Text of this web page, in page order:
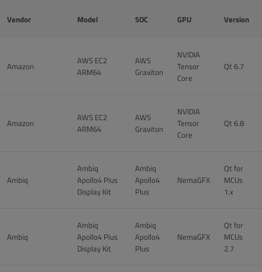
Vendor Model SOC GPU Version
Amazon
AWS EC2
ARM64
AWS
Graviton
NVIDIA
Tensor
Core
Qt 6.7
Amazon
AWS EC2
ARM64
AWS
Graviton
NVIDIA
Tensor
Core
Qt 6.8
Ambiq
Ambiq
Apollo4 Plus
Display Kit
Ambiq
Apollo4
Plus
NemaGFX
Qt for
MCUs
1.x
Ambiq
Ambiq
Apollo4 Plus
Display Kit
Ambiq
Apollo4
Plus
NemaGFX
Qt for
MCUs
2.7